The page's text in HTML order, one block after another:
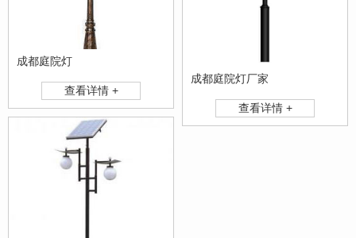
成都庭院灯
查看详情 +
成都庭院灯厂家
查看详情 +